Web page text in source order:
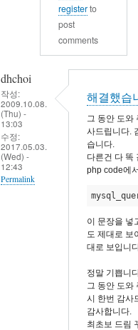
registerto
post
comments
dhchoi
작성:
2009.10.08.
(Thu) -
13:03
수정:
2017.05.03.
(Wed) -
12:43
Permalink
해결했습
그 동안 도와
사드립니다.
습니다.
다른건 다 똑
php code에
이 문장을 넣
도 제대로 보
대로 보입니
정말 기쁩니
그 동안 도와
시 한번 감사
감사합니다.
최초보 드림